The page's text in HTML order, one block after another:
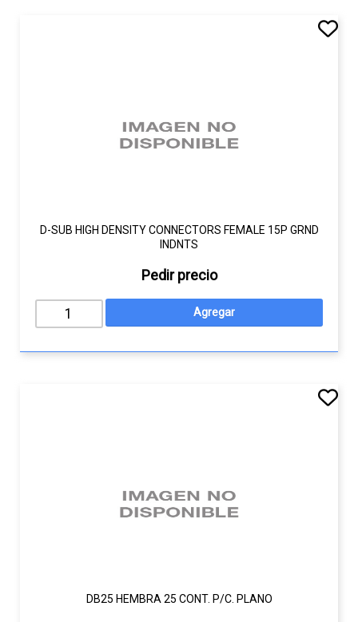
D-SUB HIGH DENSITY CONNECTORS FEMALE 15P GRND
INDNTS
Pedir precio
DB25 HEMBRA 25 CONT. P/C. PLANO